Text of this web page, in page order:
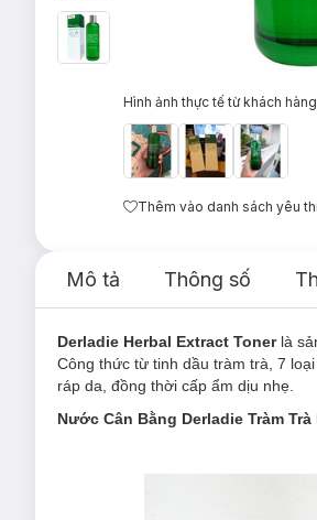
Hình ảnh thực tế từ khách hàng
Thêm vào danh sách yêu
Mô tả Thông số
Derladie Herbal Extract Tonerlà
Công thức từ tinh dầu tràm trà, 7
ráp da, đồng thời cấp ẩm dịu nhẹ.
Nước Cân Bằng Derladie Tràm